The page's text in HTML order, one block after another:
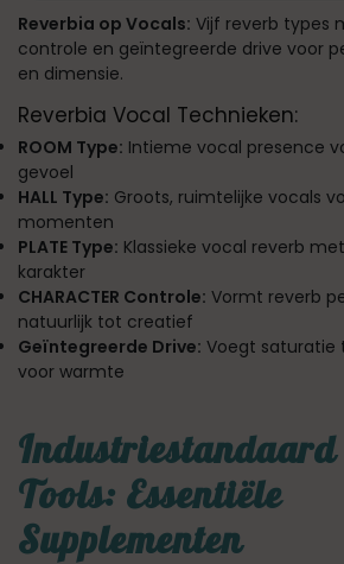
Reverbia op Vocals: Vijf reverb types
controle en geïntegreerde drive voor
en dimensie.
Reverbia Vocal Technieken:
ROOM Type: Intieme vocal presence
gevoel
HALL Type: Groots, ruimtelijke vocals
momenten
PLATE Type: Klassieke vocal reverb
karakter
CHARACTER Controle: Vormt reverb
natuurlijk tot creatief
Geïntegreerde Drive: Voegt saturatie
voor warmte
Tools: Essentiële
Supplementen